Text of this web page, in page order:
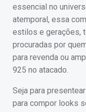
essencial no
atemporal, essa
estilos e gerações,
procuradas por
para revenda ou
925 no atacado.
Seja para
para compor looks